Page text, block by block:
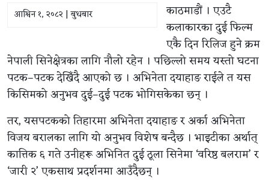
आश्विन १, २०८२ | बुधबार
काठमाडौं । एउटै
कलाकारका दुई फिल्म
एकै दिन रिलिज हुने क्रम
नेपाली सिनेक्षेत्रका लागि नौलो रहेन । पछिल्लो समय यस्तो घटना
पटक–पटक देखिँदै आएको छ । अभिनेता दयाहाङ राईले त यस
किसिमको अनुभव दुई–दुई पटक भोगिसकेका छन् ।
तर, यसपटकको तिहारमा अभिनेता दयाहाङ र अर्का अभिनेता
विजय बरालका लागि यो अनुभव विशेष बन्दैछ । भाइटीका अर्थात्
कात्तिक ६ गते उनीहरू अभिनित दुई ठूला सिनेमा ‘वरिष्ठ बलराम’ र
‘जारी २’ एकसाथ प्रदर्शनमा आउँदैछन् ।